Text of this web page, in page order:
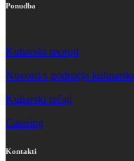
Ponudba
Kuharski recepti
Novosti s področja
Kuharski tečaji
Catering
Kontakti